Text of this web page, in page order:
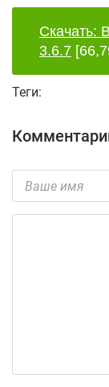
Скачать:
3.6.7
Теги: